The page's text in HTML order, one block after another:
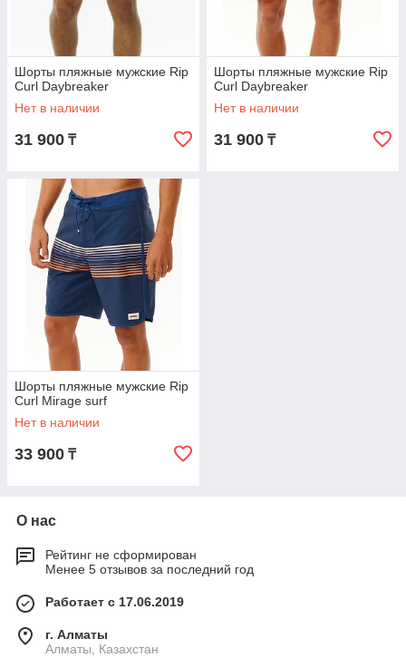
Шорты пляжные мужские Rip
Curl Daybreaker
Нет в наличии
31 900 ₸
Шорты пляжные мужские Rip
Curl Daybreaker
Нет в наличии
31 900 ₸
Шорты пляжные мужские Rip
Curl Mirage surf
Нет в наличии
33 900 ₸
О нас
Рейтинг не сформирован
Менее 5 отзывов за последний год
Работает с 17.06.2019
г. Алматы
Алматы, Казахстан